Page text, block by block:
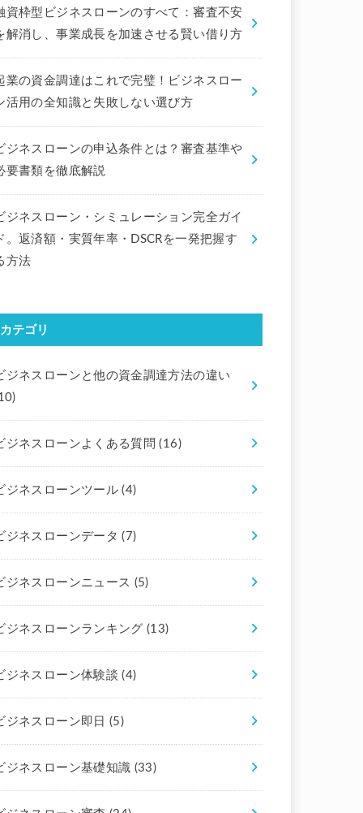
資枠型ビジネスローンのすべて：審査不安
解消し、事業成長を加速させる賢い借り方
業の資金調達はこれで完璧！ビジネスロー
活用の全知識と失敗しない選び方
ジネスローンの申込条件とは？審査基準や
要書類を徹底解説
ジネスローン・シミュレーション完全ガイ
。返済額・実質年率・DSCRを一発把握す
方法
カテゴリ
ジネスローンと他の資金調達方法の違い
ジネスローンよくある質問(16)
ジネスローンツール(4)
ジネスローンデータ(7)
ジネスローンニュース (5)
ジネスローンランキング(13)
ジネスローン体験談(4)
ジネスローン即日 (5)
ジネスローン基礎知識 (33)